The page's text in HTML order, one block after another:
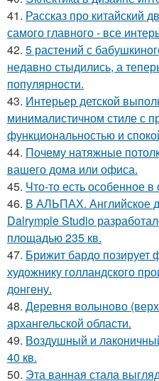
41. Рассказ про китайский
самого главного - все
42. 5 растений с
недавно стыдились, а
популярности.
43. Интерьер детской
минималистичном стиле с
функциональностью и
44. Почему натяжные
вашего дома или офиса.
45. Что-то есть особенное
46. В АЛЬПАХ. Английское
Dalrymple Studio
площадью 235 кв.
47. Брижит бардо позирует
художнику голландского
донгену.
48. Деревня волыново
архангельской области.
49. Воздушный и
40 кв.
50. Эта ванная стала